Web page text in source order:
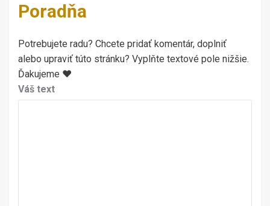
Poradňa
Potrebujete radu? Chcete pridať komentár, doplniť
alebo upraviť túto stránku? Vyplňte textové pole nižšie.
Ďakujeme ♥
Váš text